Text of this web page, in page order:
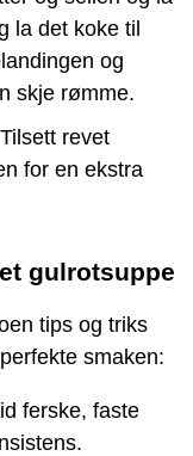
la det koke til
og
skje rømme.
Tilsett revet
for en ekstra
gulrotsuppe
tips og triks
smaken:
ferske, faste